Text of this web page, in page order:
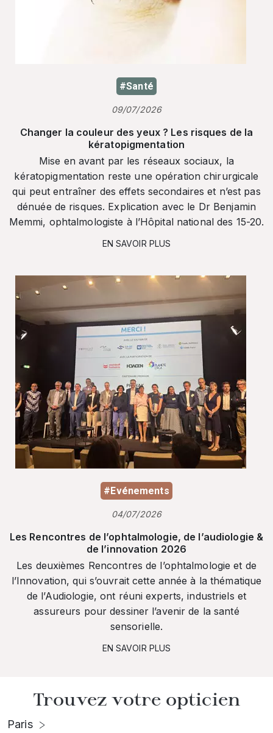
#Santé
09/07/2026
Changer la couleur des yeux ? Les risques de la
kératopigmentation
Mise en avant par les réseaux sociaux, la
kératopigmentation reste une opération chirurgicale
qui peut entraîner des effets secondaires et n’est pas
dénuée de risques. Explication avec le Dr Benjamin
Memmi, ophtalmologiste à l’Hôpital national des 15-20.
EN SAVOIR PLUS
#Evénements
04/07/2026
Les Rencontres de l’ophtalmologie, de l’audiologie &
de l’innovation 2026
Les deuxièmes Rencontres de l’ophtalmologie et de
l’Innovation, qui s’ouvrait cette année à la thématique
de l’Audiologie, ont réuni experts, industriels et
assureurs pour dessiner l’avenir de la santé
sensorielle.
EN SAVOIR PLUS
Trouvez votre opticien
Paris